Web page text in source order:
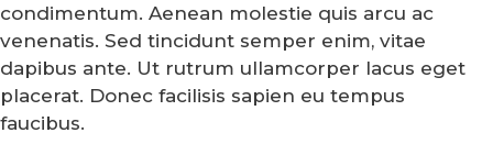
condimentum. Aenean molestie quis arcu ac
venenatis. Sed tincidunt semper enim, vitae
dapibus ante. Ut rutrum ullamcorper lacus eget
placerat. Donec facilisis sapien eu tempus
faucibus.